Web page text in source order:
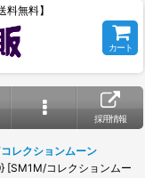
無料】
カート
採用情報
レクションムーン
[SM1M/コレクションムー